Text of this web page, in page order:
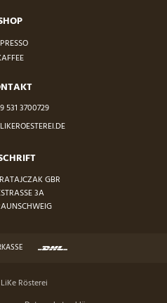
531 3700729
GBR
3A
Rösterei